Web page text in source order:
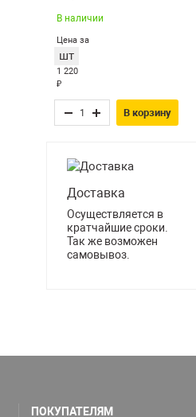
В наличии
Цена за
шт
1 220
₽
В корзину
Доставка
Осуществляется в
кратчайшие сроки.
Так же возможен
самовывоз.
ПОКУПАТЕЛЯМ